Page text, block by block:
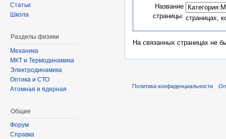
Название
страницы: страницах,
На связанных страницах не
Статьи
Школа
Разделы физики
Механика
МКТ и Термодинамика
Электродинамика
Оптика и СТО
Атомная и ядерная
Общие
Форум
Справка
Политика конфиденциальности